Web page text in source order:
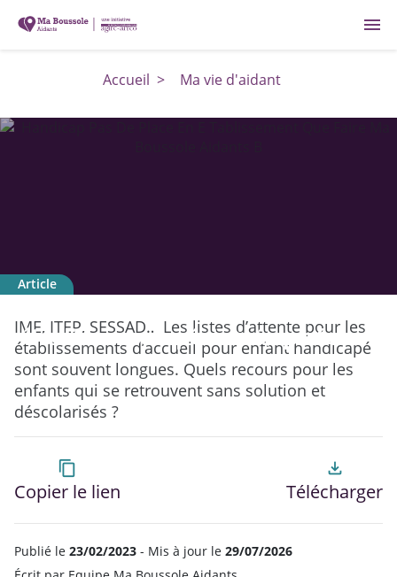
menu
Accueil > Ma vie d'aidant
établissement spécialisé, que faire ?
Article
IME, ITEP, SESSAD… Les listes d’attente pour les
établissements d’accueil pour enfant handicapé
sont souvent longues. Quels recours pour les
enfants qui se retrouvent sans solution et
déscolarisés ?
content_copy
Copier le lien
file_download
Télécharger
Publié le 23/02/2023 - Mis à jour le 29/07/2026